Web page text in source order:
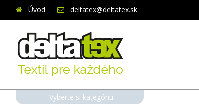
Úvod deltatex@deltatex.sk
Vyberte si kategóriu